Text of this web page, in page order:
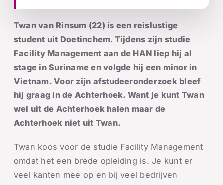
Twan van Rinsum (22) is een reislustige
student uit Doetinchem. Tijdens zijn studie
Facility Management aan de HAN liep hij al
stage in Suriname en volgde hij een minor in
Vietnam. Voor zijn afstudeeronderzoek bleef
hij graag in de Achterhoek. Want je kunt Twan
wel uit de Achterhoek halen maar de
Achterhoek niet uit Twan.
Twan koos voor de studie Facility Management
omdat het een brede opleiding is. Je kunt er
veel kanten mee op en bij veel bedrijven